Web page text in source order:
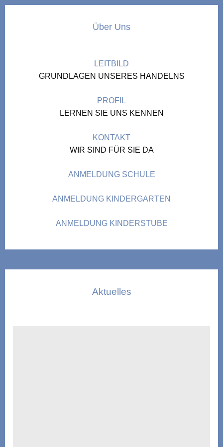
Über Uns
LEITBILD
GRUNDLAGEN UNSERES HANDELNS
PROFIL
LERNEN SIE UNS KENNEN
KONTAKT
WIR SIND FÜR SIE DA
ANMELDUNG SCHULE
ANMELDUNG KINDERGARTEN
ANMELDUNG KINDERSTUBE
Aktuelles